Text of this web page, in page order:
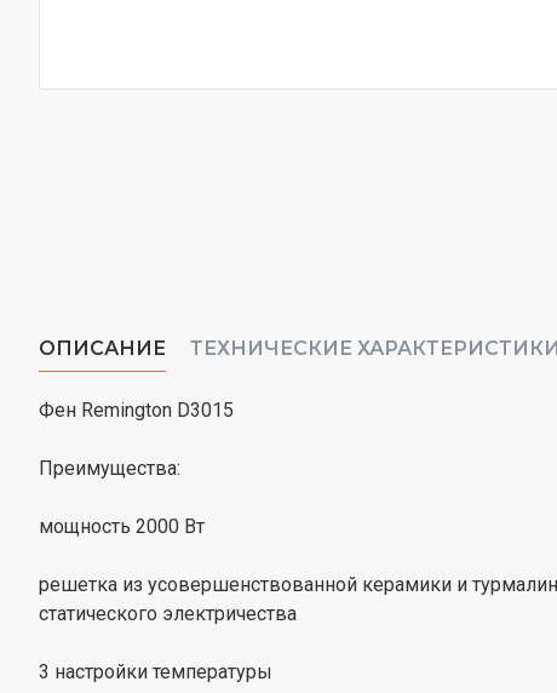
ОПИСАНИЕ ТЕХНИЧЕСКИЕ ХАРАКТЕРИСТИКИ
Фен Remington D3015
Преимущества:
мощность 2000 Вт
решетка из усовершенствованной керамики и
статического электричества
3 настройки температуры